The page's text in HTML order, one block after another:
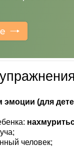
эмоции (для
человек;